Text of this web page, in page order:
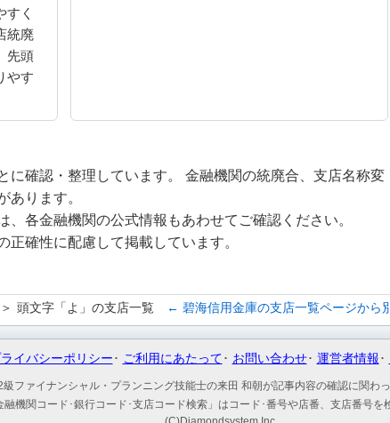
すく
統廃
先頭
やす
に確認・整理しています。 金融機関の統廃合、支店名称変
あります。
各金融機関の公式情報もあわせてご確認ください。
確性に配慮して掲載しています。
頭文字「よ」の支店一覧 ← 碧海信用金庫の支店一覧ページから
イバシーポリシー ご利用にあたって お問い合わせ 運営者情報
ファイナンシャル・プランニング技能士の来田 和朝が記事内容の確認に関わっ
融機関コード･銀行コード･支店コード検索」はコード･番号や店番、支店番号を